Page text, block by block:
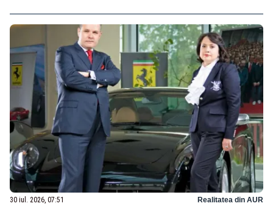
30 iul. 2026, 07:51 Realitatea din AUR